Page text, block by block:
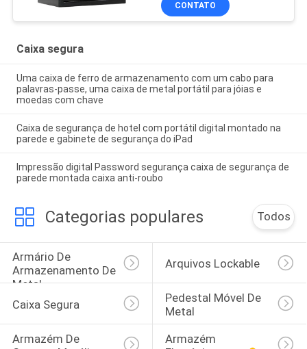
CONTATO
Caixa segura
Uma caixa de ferro de armazenamento com um cabo para
palavras-passe, uma caixa de metal portátil para jóias e
moedas com chave
Caixa de segurança de hotel com portátil digital montado na
parede e gabinete de segurança do iPad
Impressão digital Password segurança caixa de segurança de
parede montada caixa anti-roubo
Categorias populares Todos
Armário De
Armazenamento De
Metal
Arquivos Lockable
Caixa Segura
Pedestal Móvel De
Metal
Armazém De
Armazém